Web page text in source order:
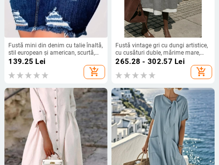
Fustă mini din denim cu talie înaltă,
stil european și american, scurtă,
Amazon, versatilă, lucrată manual,
distressată, pentru femei, de vară,
bodycon
139.25 Lei
add_shopping_cart
Fustă vintage gri cu dungi artistice,
cu cusături duble, mărime mare,
iarna 2024, nouă fustă gri
265.28 - 302.57 Lei
add_shopping_cart